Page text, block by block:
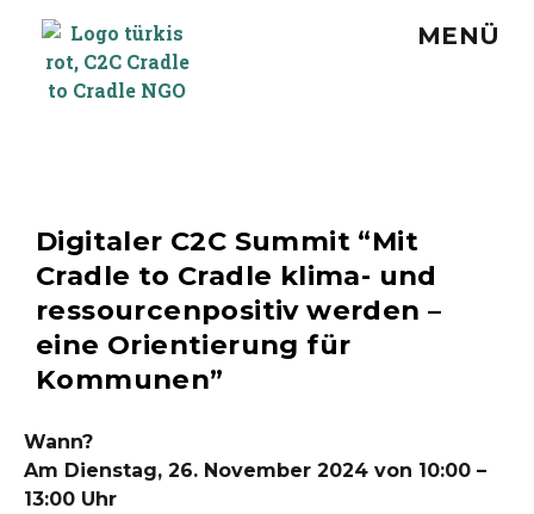
MENÜ
Digitaler C2C Summit “Mit
Cradle to Cradle klima- und
ressourcenpositiv werden –
eine Orientierung für
Kommunen”
Wann?
Am Dienstag, 26. November 2024 von 10:00 –
13:00 Uhr